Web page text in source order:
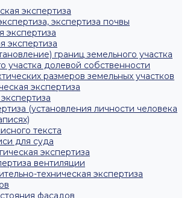
экспертиза
экспертиза почвы
экспертиза
экспертиза
границ земельного участка
участка долевой собственности
размеров земельных участков
экспертиза
(установления личности человека
текста
для суда
экспертиза
вентиляции
техническая экспертиза
фасадов